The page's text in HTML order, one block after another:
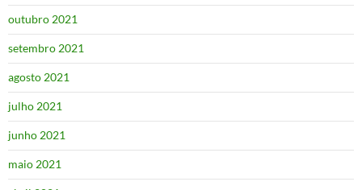
outubro 2021
setembro 2021
agosto 2021
julho 2021
junho 2021
maio 2021